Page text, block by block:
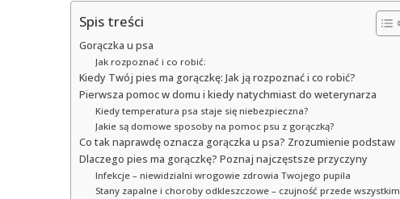
Spis treści
Gorączka u psa
Jak rozpoznać i co robić:
Kiedy Twój pies ma gorączkę: Jak ją rozpoznać i co robić?
Pierwsza pomoc w domu i kiedy natychmiast do weterynarza
Kiedy temperatura psa staje się niebezpieczna?
Jakie są domowe sposoby na pomoc psu z gorączką?
Co tak naprawdę oznacza gorączka u psa? Zrozumienie podstaw
Dlaczego pies ma gorączkę? Poznaj najczęstsze przyczyny
Infekcje – niewidzialni wrogowie zdrowia Twojego pupila
Stany zapalne i choroby odkleszczowe – czujność przede wszystkim